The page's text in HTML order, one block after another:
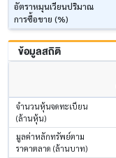
อัตราหมุนเวียนปริมาณ
การซื้อขาย (%)
ข้อมูลสถิติ
จำนวนหุ้นจดทะเบียน
(ล้านหุ้น)
มูลค่าหลักทรัพย์ตาม
ราคาตลาด (ล้านบาท)